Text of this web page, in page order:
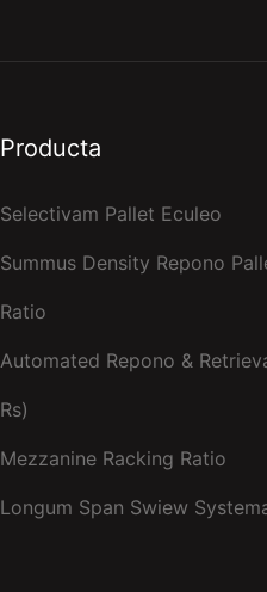
Producta
Selectivam Pallet Eculeo
Summus Density Repono
Ratio
Automated Repono &
Rs)
Mezzanine Racking Ratio
Longum Span Swiew